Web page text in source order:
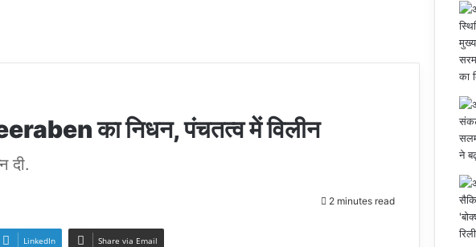
का निधन, पंचतत्व में विलीन
दी.
2 minutes read
LinkedIn Share via Email